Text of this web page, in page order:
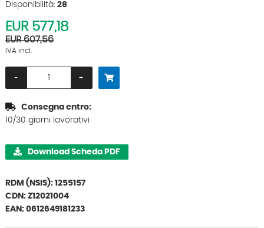
Disponibilità: 28
EUR577,18
EUR 607,56
IVA incl.
- +
Consegna entro:
10/30 giorni lavorativi
Download Scheda PDF
RDM (NSIS): 1255157
CDN: Z12021004
EAN: 0612649181233